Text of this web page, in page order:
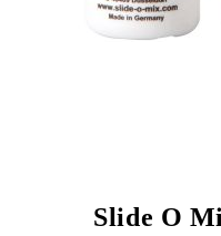
Slide O